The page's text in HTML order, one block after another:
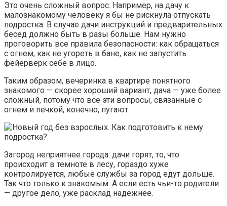
Это очень сложный вопрос. Например, на дачу к
малознакомому человеку я бы не рискнула отпускать
подростка. В случае дачи инструкций и предварительных
бесед должно быть в разы больше. Нам нужно
проговорить все правила безопасности: как обращаться
с огнем, как не угореть в бане, как не запустить
фейерверк себе в лицо.
Таким образом, вечеринка в квартире понятного
знакомого — скорее хороший вариант, дача — уже более
сложный, потому что все эти вопросы, связанные с
огнем и печкой, конечно, пугают.
Загород неприятнее города: дачи горят, то, что
происходит в темноте в лесу, гораздо хуже
контролируется, любые службы за город едут дольше.
Так что только к знакомым. А если есть чьи-то родители
— другое дело, уже расклад надежнее.